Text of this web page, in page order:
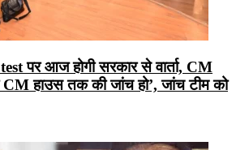
पर आज होगी सरकार से वार्ता, CM
CM हाउस तक की जांच हो’, जांच टीम को